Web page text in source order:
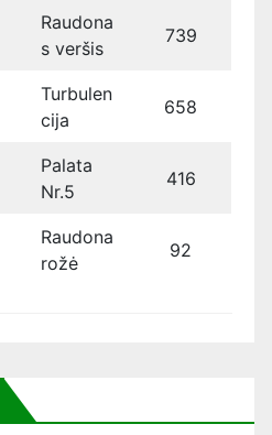
Raudona
s veršis
739
Turbulen
cija
658
Palata
Nr.5
416
Raudona
rožė
92